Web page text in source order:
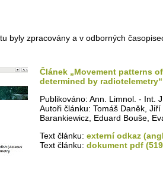
byly zpracovány a v odborných
Článek „Movement patterns
determined by radiotelemetry“
Publikováno: Ann. Limnol. - Int.
Autoři článku: Tomáš Daněk,
Barankiewicz, Eduard Bouše,
Text článku: externí odkaz
Text článku: dokument pdf